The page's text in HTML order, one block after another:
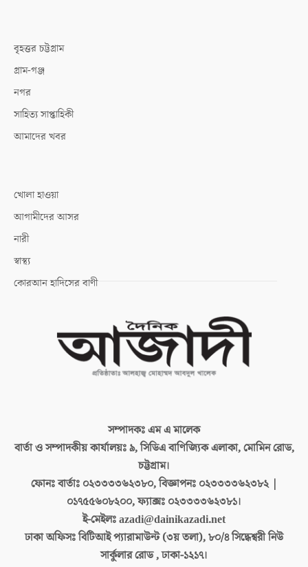
বৃহত্তর চট্টগ্রাম
গ্রাম-গঞ্জ
নগর
সাহিত্য সাপ্তাহিকী
আমাদের খবর
খোলা হাওয়া
আগামীদের আসর
নারী
স্বাস্থ্য
কোরআন হাদিসের বাণী
সম্পাদকঃএম এ মালেক
বার্তা ও সম্পাদকীয় কার্যালয়ঃ৯, সিডিএ বাণিজ্যিক এলাকা, মোমিন রোড,
চট্টগ্রাম।
ফোনঃ বার্তাঃ ০২৩৩৩৩৬২৩৮০, বিজ্ঞাপনঃ ০২৩৩৩৩৬২৩৮২ |
০১৭৫৫৬০৮২০০, ফ্যাক্সঃ ০২৩৩৩৩৬২৩৮১।
ই-মেইলঃazadi@dainikazadi.net
ঢাকা অফিসঃবিটিআই প্যারামাউন্ট (৩য় তলা), ৮০/৪ সিদ্ধেশ্বরী নিউ
সার্কুলার রোড , ঢাকা-১২১৭।